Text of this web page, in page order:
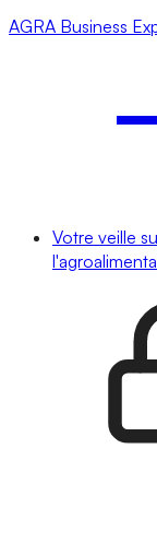
AGRA Business
Votre veille